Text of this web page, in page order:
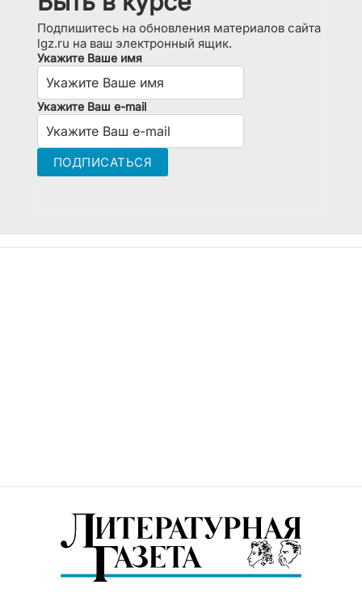
Подпишитесь на обновления материалов сайта
lgz.ru на ваш электронный ящик.
Укажите Ваше имя
Укажите Ваш e-mail